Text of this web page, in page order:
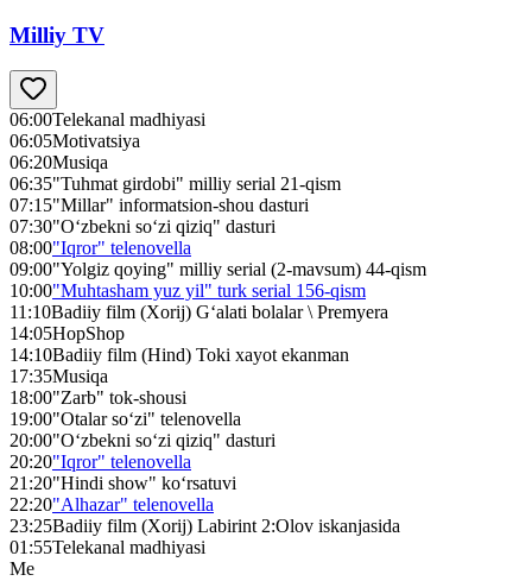
Milliy TV
06:00Telekanal madhiyasi
06:05Motivatsiya
06:20Musiqa
06:35"Tuhmat girdobi" milliy serial 21-qism
07:15"Millar" informatsion-shou dasturi
07:30"O‘zbekni so‘zi qiziq" dasturi
08:00"Iqror" telenovella
09:00"Yolgiz qoying" milliy serial (2-mavsum) 44-qism
10:00"Muhtasham yuz yil" turk serial 156-qism
11:10Badiiy film (Xorij) G‘alati bolalar \ Premyera
14:05HopShop
14:10Badiiy film (Hind) Toki xayot ekanman
17:35Musiqa
18:00"Zarb" tok-shousi
19:00"Otalar so‘zi" telenovella
20:00"O‘zbekni so‘zi qiziq" dasturi
20:20"Iqror" telenovella
21:20"Hindi show" ko‘rsatuvi
22:20"Alhazar" telenovella
23:25Badiiy film (Xorij) Labirint 2:Olov iskanjasida
01:55Telekanal madhiyasi
Me